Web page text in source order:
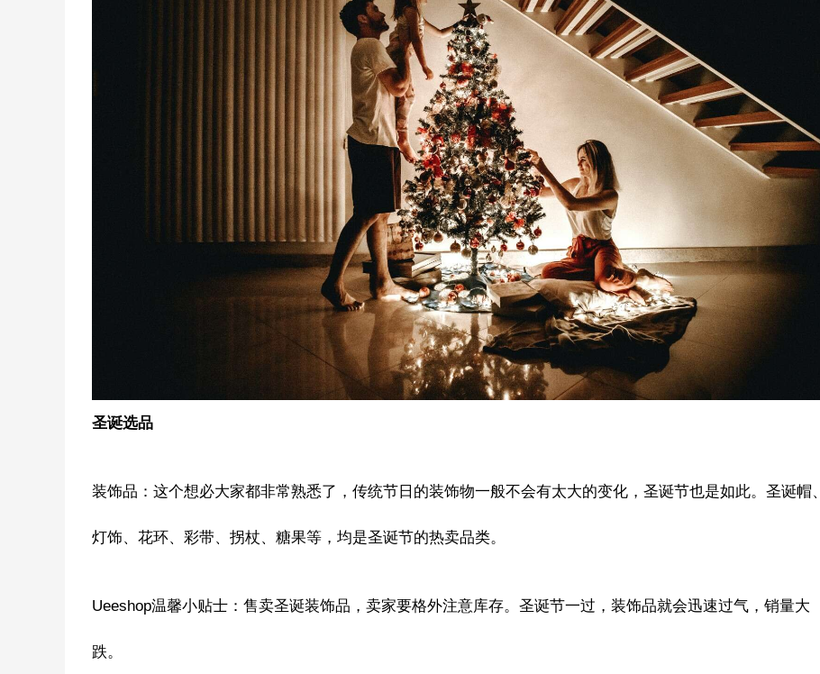
圣诞选品
装饰品：这个想必大家都非常熟悉了，传统节日的装饰物一般不会有太大的变化，圣诞节也是如此。圣诞帽、
灯饰、花环、彩带、拐杖、糖果等，均是圣诞节的热卖品类。
Ueeshop温馨小贴士：售卖圣诞装饰品，卖家要格外注意库存。圣诞节一过，装饰品就会迅速过气，销量大
跌。